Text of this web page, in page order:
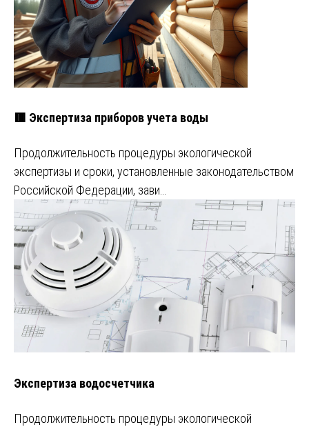
🟥 Экспертиза приборов учета воды
Продолжительность процедуры экологической
экспертизы и сроки, установленные законодательством
Российской Федерации, зави…
Экспертиза водосчетчика
Продолжительность процедуры экологической